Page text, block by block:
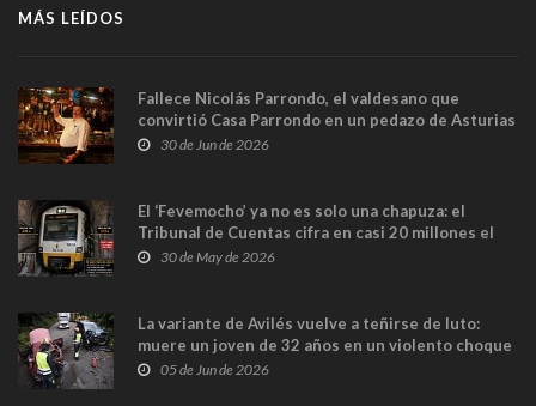
MÁS LEÍDOS
Fallece Nicolás Parrondo, el valdesano que
convirtió Casa Parrondo en un pedazo de Asturias
en Madrid
30 de Jun de 2026
El ‘Fevemocho’ ya no es solo una chapuza: el
Tribunal de Cuentas cifra en casi 20 millones el
sobrecoste de los trenes que no cabían por los
30 de May de 2026
La variante de Avilés vuelve a teñirse de luto:
muere un joven de 32 años en un violento choque
frontal
05 de Jun de 2026